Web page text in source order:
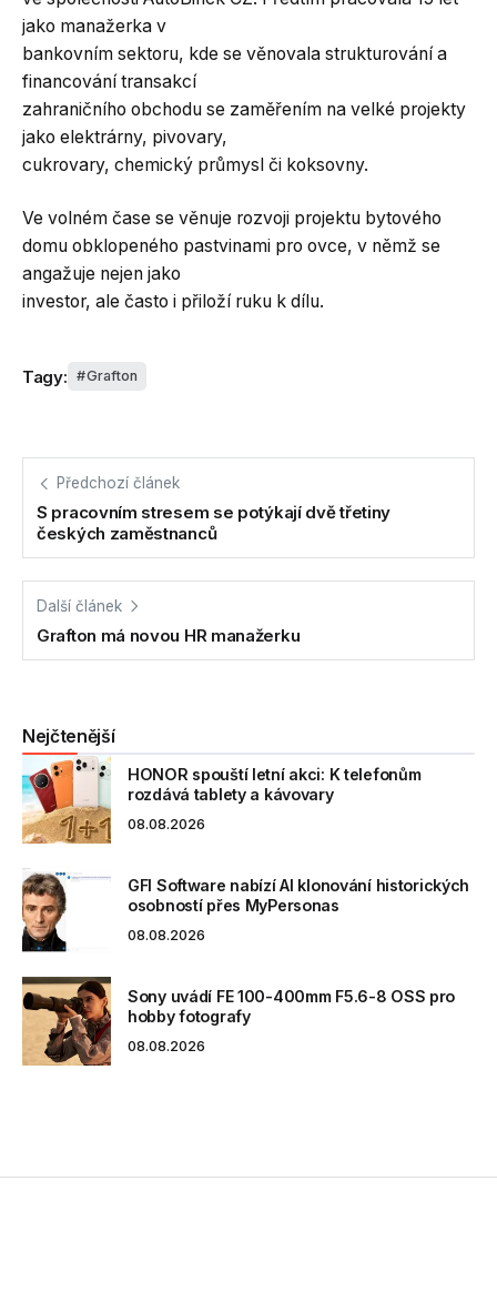
jako manažerka v
bankovním sektoru, kde se věnovala strukturování a
financování transakcí
zahraničního obchodu se zaměřením na velké projekty
jako elektrárny, pivovary,
cukrovary, chemický průmysl či koksovny.
Ve volném čase se věnuje rozvoji projektu bytového
domu obklopeného pastvinami pro ovce, v němž se
angažuje nejen jako
investor, ale často i přiloží ruku k dílu.
Tagy: Grafton
Předchozí článek
S pracovním stresem se potýkají dvě třetiny
českých zaměstnanců
Další článek
Grafton má novou HR manažerku
Nejčtenější
HONOR spouští letní akci: K telefonům
rozdává tablety a kávovary
08.08.2026
GFI Software nabízí AI klonování historických
osobností přes MyPersonas
08.08.2026
Sony uvádí FE 100-400mm F5.6-8 OSS pro
hobby fotografy
08.08.2026